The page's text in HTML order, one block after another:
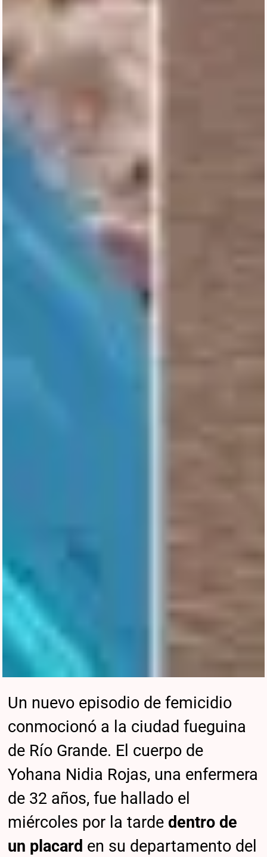
Un nuevo episodio de femicidio
conmocionó a la ciudad fueguina
de Río Grande. El cuerpo de
Yohana Nidia Rojas, una enfermera
de 32 años, fue hallado el
miércoles por la tardedentro de
un placard en su departamento del